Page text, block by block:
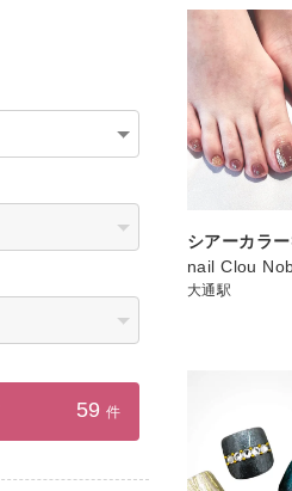
シアーカラ
nail Clou
大通駅
59 件